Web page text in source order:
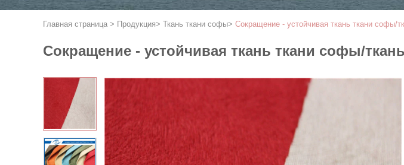
Главная страница > Продукция> Ткань ткани софы> Сокращение - устойчивая ткань ткани софы/
Сокращение - устойчивая ткань ткани софы/